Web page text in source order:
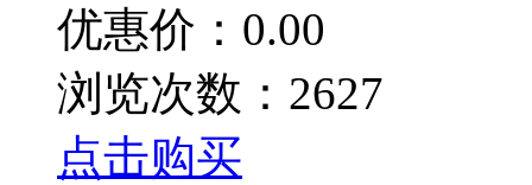
优惠价：0.00
浏览次数：2627
点击购买